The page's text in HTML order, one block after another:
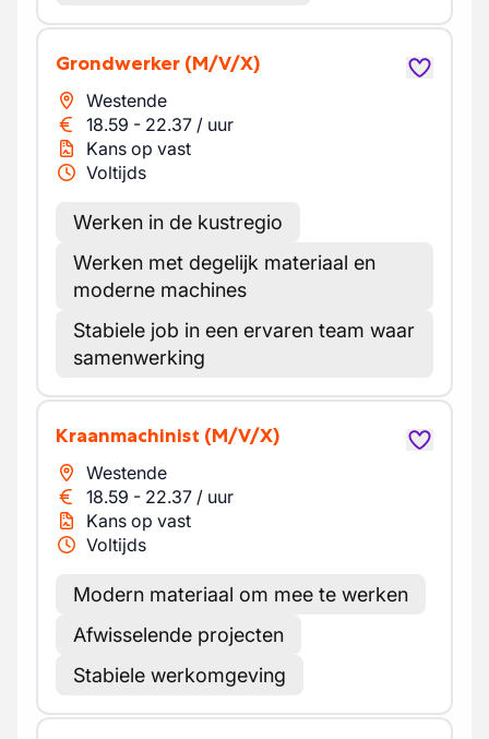
Grondwerker (M/V/X)
Westende
18.59 - 22.37 / uur
Kans op vast
Voltijds
Werken in de kustregio
Werken met degelijk materiaal en
moderne machines
Stabiele job in een ervaren team waar
samenwerking
Kraanmachinist (M/V/X)
Westende
18.59 - 22.37 / uur
Kans op vast
Voltijds
Modern materiaal om mee te werken
Afwisselende projecten
Stabiele werkomgeving